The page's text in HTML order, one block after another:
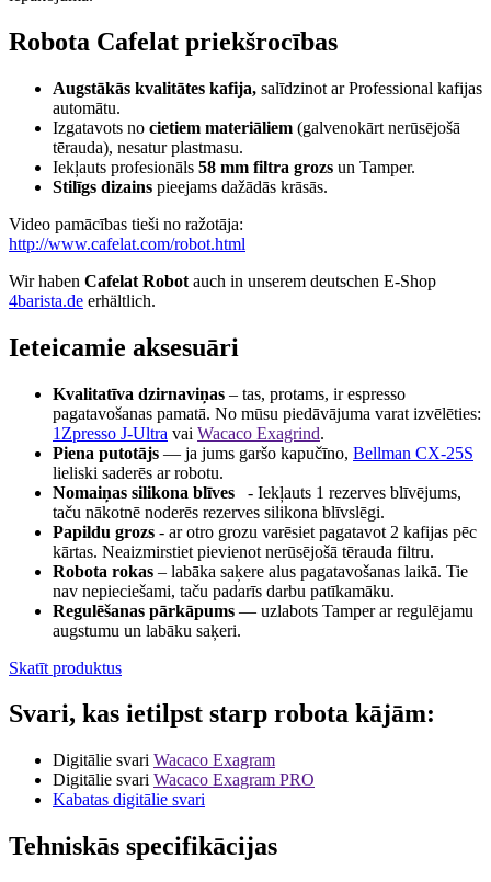
Robota Cafelat priekšrocības
Augstākās kvalitātes kafija, salīdzinot ar Professional kafijas
automātu.
Izgatavots no cietiem materiāliem (galvenokārt nerūsējošā
tērauda), nesatur plastmasu.
Iekļauts profesionāls 58 mm filtra grozs un Tamper.
Stilīgs dizains pieejams dažādās krāsās.
Video pamācības tieši no ražotāja:
http://www.cafelat.com/robot.html
Wir haben Cafelat Robot auch in unserem deutschen E-Shop
4barista.de erhältlich.
Ieteicamie aksesuāri
Kvalitatīva dzirnaviņas – tas, protams, ir espresso
pagatavošanas pamatā. No mūsu piedāvājuma varat izvēlēties:
1Zpresso J-Ultra vai Wacaco Exagrind.
Piena putotājs — ja jums garšo kapučīno, Bellman CX-25S
lieliski saderēs ar robotu.
Nomaiņas silikona blīves
- Iekļauts 1 rezerves blīvējums,
taču nākotnē noderēs rezerves silikona blīvslēgi.
Papildu grozs - ar otro grozu varēsiet pagatavot 2 kafijas pēc
kārtas. Neaizmirstiet pievienot nerūsējošā tērauda filtru.
Robota rokas – labāka saķere alus pagatavošanas laikā. Tie
nav nepieciešami, taču padarīs darbu patīkamāku.
Regulēšanas pārkāpums — uzlabots Tamper ar regulējamu
augstumu un labāku saķeri.
Skatīt produktus
Svari, kas ietilpst starp robota kājām:
Digitālie svari Wacaco Exagram
Digitālie svari Wacaco Exagram PRO
Kabatas digitālie svari
Tehniskās specifikācijas